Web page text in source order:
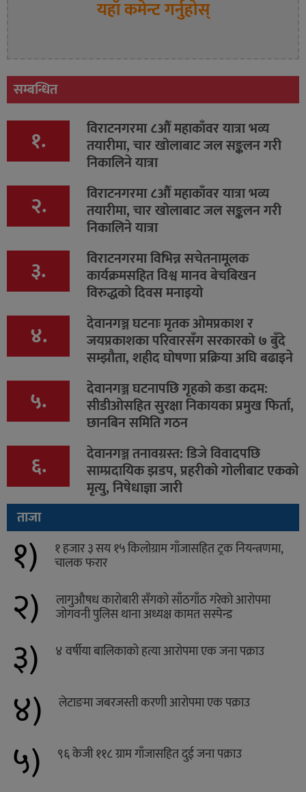
यहाँ कमेन्ट गर्नुहोस्
सम्बन्धित
१. विराटनगरमा ८औँ महाकाँवर यात्रा भव्य
तयारीमा, चार खोलाबाट जल सङ्कलन गरी
निकालिने यात्रा
२. विराटनगरमा ८औँ महाकाँवर यात्रा भव्य
तयारीमा, चार खोलाबाट जल सङ्कलन गरी
निकालिने यात्रा
३. विराटनगरमा विभिन्न सचेतनामूलक
कार्यक्रमसहित विश्व मानव बेचबिखन
विरुद्धको दिवस मनाइयो
४. देवानगञ्ज घटनाः मृतक ओमप्रकाश र
जयप्रकाशका परिवारसँग सरकारको ७ बुँदे
सम्झौता, शहीद घोषणा प्रक्रिया अघि बढाइने
५. देवानगञ्ज घटनापछि गृहको कडा कदम:
सीडीओसहित सुरक्षा निकायका प्रमुख फिर्ता,
छानबिन समिति गठन
६. देवानगञ्ज तनावग्रस्त: डिजे विवादपछि
साम्प्रदायिक झडप, प्रहरीको गोलीबाट एकको
मृत्यु, निषेधाज्ञा जारी
ताजा
१) १ हजार ३ सय १५ किलोग्राम गाँजासहित ट्रक नियन्त्रणमा,
चालक फरार
२) लागुऔषध कारोबारी सँगको साँठगाँठ गरेको आरोपमा
जोगवनी पुलिस थाना अध्यक्ष कामत सस्पेन्ड
३) ४ वर्षीया बालिकाको हत्या आरोपमा एक जना पक्राउ
४) लेटाङमा जबरजस्ती करणी आरोपमा एक पक्राउ
५) ९६ केजी ११८ ग्राम गाँजासहित दुई जना पक्राउ